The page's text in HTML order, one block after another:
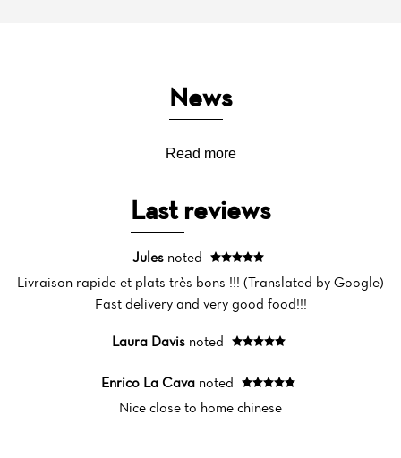
News
Read more
Last reviews
Jules noted
Livraison rapide et plats très bons !!! (Translated by Google)
Fast delivery and very good food!!!
Laura Davisnoted
Enrico La Cava noted
Nice close to home chinese
Home
News